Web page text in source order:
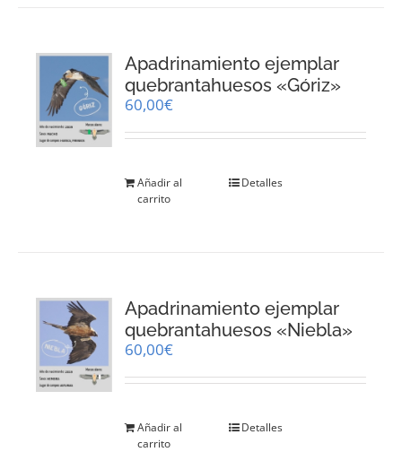
Apadrinamiento ejemplar
quebrantahuesos «Góriz»
60,00€
Añadir al
carrito
Detalles
Apadrinamiento ejemplar
quebrantahuesos «Niebla»
60,00€
Añadir al
carrito
Detalles